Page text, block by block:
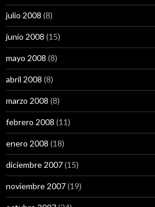
julio 2008 (8)
junio 2008 (15)
mayo 2008 (8)
abril 2008 (8)
marzo 2008 (8)
febrero 2008 (11)
enero 2008 (18)
diciembre 2007(15)
noviembre 2007(19)